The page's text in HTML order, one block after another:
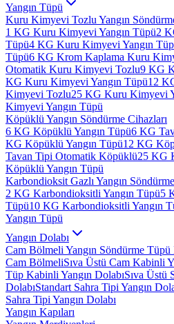
Yangın Tüpü
Kuru Kimyevi Tozlu Yangın
1 KG Kuru Kimyevi Yangın Tüpü2
Tüpü4 KG Kuru Kimyevi Yangın
Tüpü6 KG Krom Kaplama Kuru
Otomatik Kuru Kimyevi Tozlu9 KG
KG Kuru Kimyevi Yangın Tüpü12
Kimyevi Tozlu25 KG Kuru Kimyevi
Kimyevi Yangın Tüpü
Köpüklü Yangın Söndürme Cihazları
6 KG Köpüklü Yangın Tüpü6 KG
KG Köpüklü Yangın Tüpü12 KG
Tavan Tipi Otomatik Köpüklü25 KG
Köpüklü Yangın Tüpü
Karbondioksit Gazlı Yangın
2 KG Karbondioksitli Yangın Tüpü5
Tüpü10 KG Karbondioksitli Yangın
Yangın Tüpü
Yangın Dolabı
Cam Bölmeli Yangın Söndürme Tüpü
Cam BölmeliSıva Üstü Cam Kabinli
Tüp Kabinli Yangın DolabıSıva Üstü
DolabıStandart Sahra Tipi Yangın
Sahra Tipi Yangın Dolabı
Yangın Kapıları